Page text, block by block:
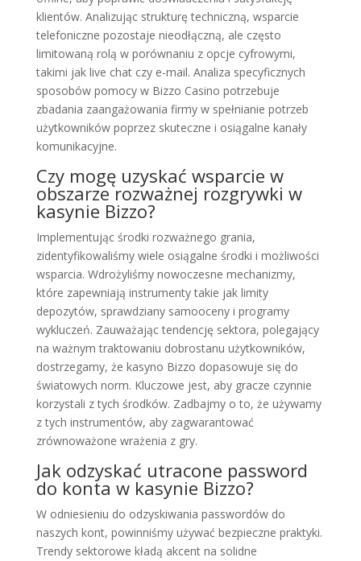
klientów. Analizując strukturę techniczną, wsparcie
telefoniczne pozostaje nieodłączną, ale często
limitowaną rolą w porównaniu z opcje cyfrowymi,
takimi jak live chat czy e-mail. Analiza specyficznych
sposobów pomocy w Bizzo Casino potrzebuje
zbadania zaangażowania firmy w spełnianie potrzeb
użytkowników poprzez skuteczne i osiągalne kanały
komunikacyjne.
Czy mogę uzyskać wsparcie w
obszarze rozważnej rozgrywki w
kasynie Bizzo?
Implementując środki rozważnego grania,
zidentyfikowaliśmy wiele osiągalne środki i możliwości
wsparcia. Wdrożyliśmy nowoczesne mechanizmy,
które zapewniają instrumenty takie jak limity
depozytów, sprawdziany samooceny i programy
wykluczeń. Zauważając tendencję sektora, polegający
na ważnym traktowaniu dobrostanu użytkowników,
dostrzegamy, że kasyno Bizzo dopasowuje się do
światowych norm. Kluczowe jest, aby gracze czynnie
korzystali z tych środków. Zadbajmy o to, że używamy
z tych instrumentów, aby zagwarantować
zrównoważone wrażenia z gry.
Jak odzyskać utracone password
do konta w kasynie Bizzo?
W odniesieniu do odzyskiwania passwordów do
naszych kont, powinniśmy używać bezpieczne praktyki.
Trendy sektorowe kładą akcent na solidne